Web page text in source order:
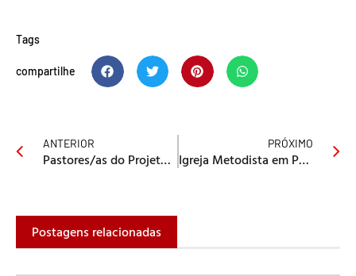
Tags
compartilhe
ANTERIOR
Pastores/as do Projeto SOL-África conhecem a Sede Nacional da Igreja Metodista
PRÓXIMO
Igreja Metodista em Ponta Porã, MS, celebra 18 anos de missão em Jardim Ivone
Postagens relacionadas